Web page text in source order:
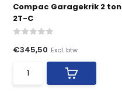
Compac Garagekrik 2 ton
2T-C
€345,50 Excl. btw